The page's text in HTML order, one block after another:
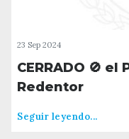
23 Sep 2024
CERRADO 🚫
Redentor
Seguir leyendo...